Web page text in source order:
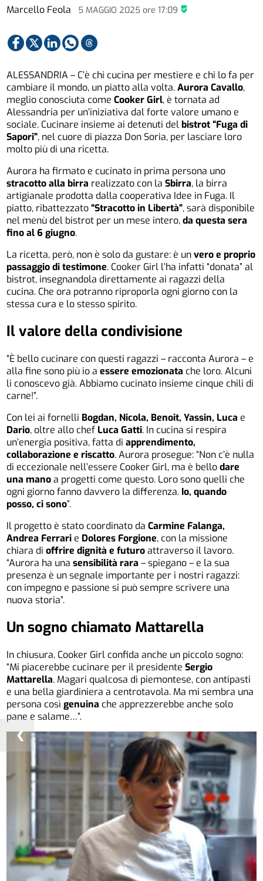
Marcello Feola 5 MAGGIO 2025ore 17:09
ALESSANDRIA – C’è chi cucina per mestiere e chi lo fa per
cambiare il mondo, un piatto alla volta.Aurora Cavallo,
meglio conosciuta comeCooker Girl, è tornata ad
Alessandria per un’iniziativa dal forte valore umano e
sociale. Cucinare insieme ai detenuti del bistrot “Fuga di
Sapori”, nel cuore di piazza Don Soria, per lasciare loro
molto più di una ricetta.
Aurora ha firmato e cucinato in prima persona uno
stracotto alla birra realizzato con la Sbirra, la birra
artigianale prodotta dalla cooperativa Idee in Fuga. Il
piatto, ribattezzato“Stracotto in Libertà”, sarà disponibile
nel menù del bistrot per un mese intero,da questa sera
fino al 6 giugno.
La ricetta, però, non è solo da gustare: è unvero e proprio
passaggio di testimone. Cooker Girl l’ha infatti “donata” al
bistrot, insegnandola direttamente ai ragazzi della
cucina. Che ora potranno riproporla ogni giorno con la
stessa cura e lo stesso spirito.
Il valore della condivisione
“È bello cucinare con questi ragazzi – racconta Aurora – e
alla fine sono più io a essere emozionata che loro. Alcuni
li conoscevo già. Abbiamo cucinato insieme cinque chili di
carne!”.
Con lei ai fornelli Bogdan, Nicola, Benoit, Yassin, Luca e
Dario, oltre allo chef Luca Gatti. In cucina si respira
un’energia positiva, fatta diapprendimento,
collaborazione e riscatto. Aurora prosegue: “Non c’è nulla
di eccezionale nell’essere Cooker Girl, ma è bellodare
una manoa progetti come questo. Loro sono quelli che
ogni giorno fanno davvero la differenza. Io, quando
posso, ci sono”.
Il progetto è stato coordinato daCarmine Falanga,
Andrea Ferrari e Dolores Forgione, con la missione
chiara dioffrire dignità e futuroattraverso il lavoro.
“Aurora ha unasensibilità rara – spiegano – e la sua
presenza è un segnale importante per i nostri ragazzi:
con impegno e passione si può sempre scrivere una
nuova storia”.
Un sogno chiamato Mattarella
In chiusura, Cooker Girl confida anche un piccolo sogno:
“Mi piacerebbe cucinare per il presidenteSergio
Mattarella. Magari qualcosa di piemontese, con antipasti
e una bella giardiniera a centrotavola. Ma mi sembra una
persona cosìgenuina che apprezzerebbe anche solo
pane e salame…”.
❮